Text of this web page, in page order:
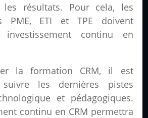
les résultats. Pour cela, les
PME, ETI et TPE doivent
investissement continu en
la formation CRM, il est
les dernières pistes
et pédagogiques.
continu en CRM permettra